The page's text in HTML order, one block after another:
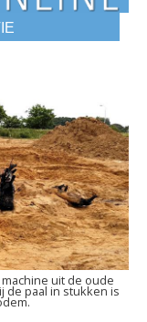
uit de oude
de paal in stukken is